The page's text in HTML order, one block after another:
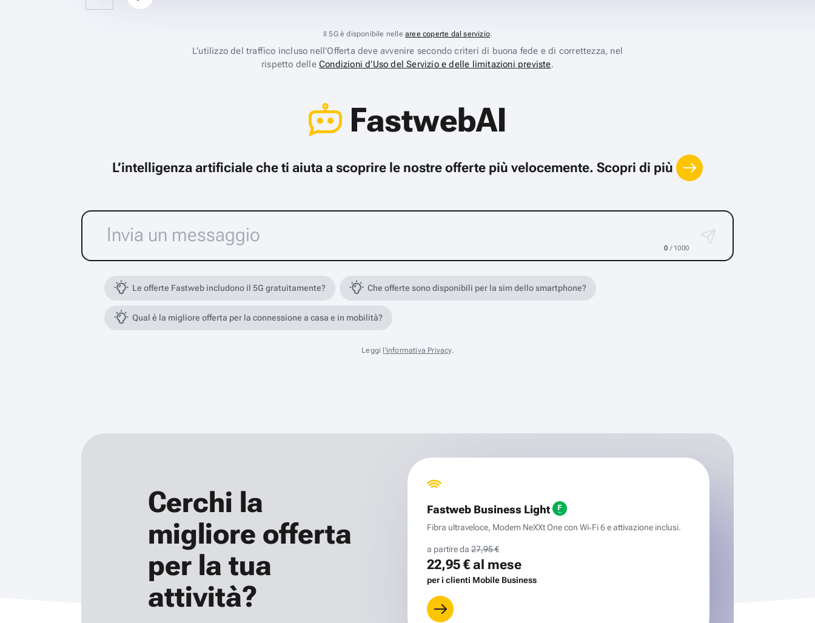
Il 5G è disponibile nelle aree coperte dal servizio.
L’utilizzo del traffico incluso nell’Offerta deve avvenire secondo criteri di buona fede e di correttezza, nel
rispetto delleCondizioni d’Uso del Servizio e delle limitazioni previste.
FastwebAI
L’intelligenza artificiale che ti aiuta a scoprire le nostre offerte più velocemente. Scopri di più
0 / 1000
Le offerte Fastweb includono il 5G gratuitamente? Che offerte sono disponibili per la sim dello smartphone?
Qual è la migliore offerta per la connessione a casa e in mobilità?
Leggi l'informativa Privacy.
Cerchi la
migliore offerta
per la tua
attività?
Fastweb Business Light
Fibra ultraveloce, Modem NeXXt One con Wi‑Fi 6 e attivazione inclusi.
a partire da 27,95 €
22,95 €al mese
per i clienti Mobile Business